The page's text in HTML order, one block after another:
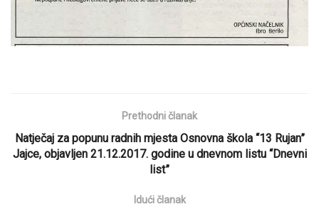
Prethodni članak
Natječaj za popunu radnih mjesta Osnovna škola “13 Rujan”
Jajce, objavljen 21.12.2017. godine u dnevnom listu “Dnevni
list”
Idući članak